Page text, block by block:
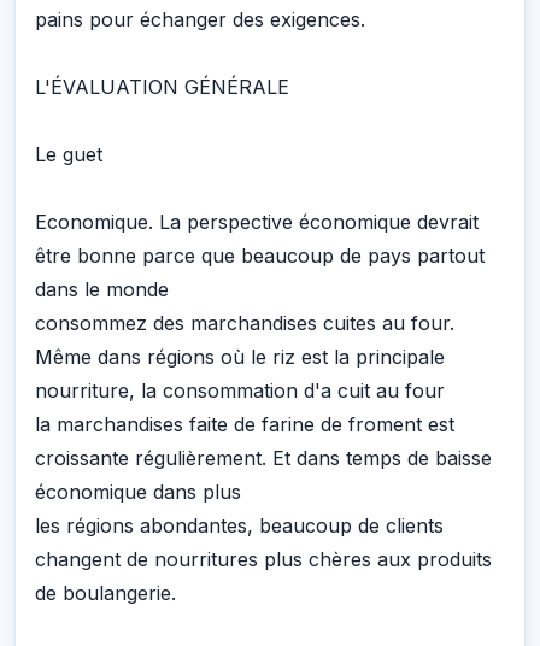
pains pour échanger des exigences.
L'ÉVALUATION GÉNÉRALE
Le guet
Economique. La perspective économique devrait
être bonne parce que beaucoup de pays partout
dans le monde
consommez des marchandises cuites au four.
Même dans régions où le riz est la principale
nourriture, la consommation d'a cuit au four
la marchandises faite de farine de froment est
croissante régulièrement. Et dans temps de baisse
économique dans plus
les régions abondantes, beaucoup de clients
changent de nourritures plus chères aux produits
de boulangerie.